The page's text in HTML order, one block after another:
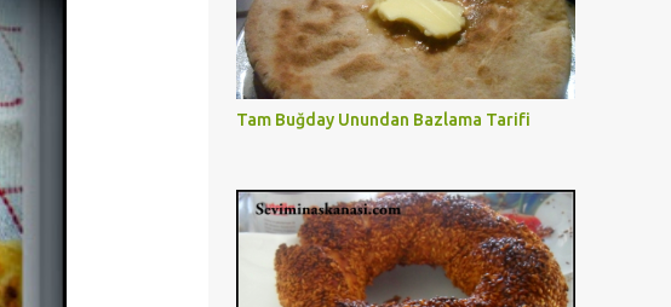
Tam Buğday Unundan Bazlama Tarifi